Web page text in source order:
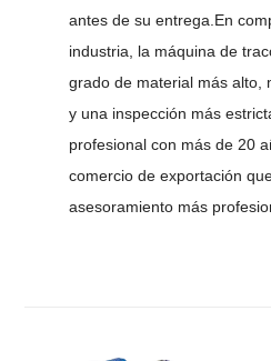
antes de su entrega.En
industria, la máquina de
grado de material más alto,
y una inspección más
profesional con más de 20
comercio de exportación
asesoramiento más